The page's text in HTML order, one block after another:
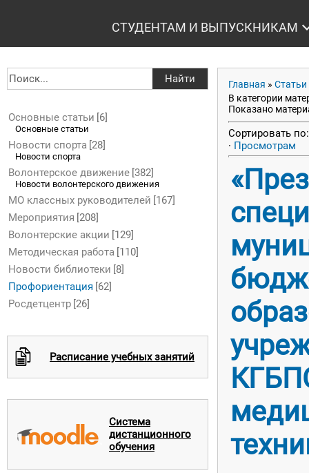
СТУДЕНТАМ И ВЫПУСКНИКАМ
Основные статьи [6]
Основные статьи
Новости спорта [28]
Новости спорта
Волонтерское движение [382]
Новости волонтерского движения
МО классных руководителей [167]
Мероприятия [208]
Волонтерские акции [129]
Методическая работа [110]
Новости библиотеки [8]
Профориентация [62]
Росдетцентр [26]
c Расписание учебных занятий
Система
дистанционного
обучения
Главная » Статьи
В категории
Показано
Сортировать по
· Просмотрам